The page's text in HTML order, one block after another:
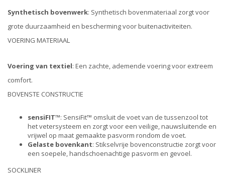
Synthetisch bovenwerk: Synthetisch bovenmateriaal zorgt voor
grote duurzaamheid en bescherming voor buitenactiviteiten.
VOERING MATERIAAL
Voering van textiel: Een zachte, ademende voering voor extreem
comfort.
BOVENSTE CONSTRUCTIE
sensiFIT™: SensiFit™ omsluit de voet van de tussenzool tot
het vetersysteem en zorgt voor een veilige, nauwsluitende en
vrijwel op maat gemaakte pasvorm rondom de voet.
Gelaste bovenkant: Stikselvrije bovenconstructie zorgt voor
een soepele, handschoenachtige pasvorm en gevoel.
SOCKLINER